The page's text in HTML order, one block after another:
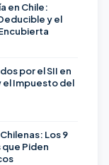
en Chile:
y el
por el SII en
el Impuesto del
Los 9
Piden